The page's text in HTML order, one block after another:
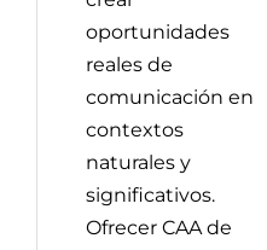
oportunidades
reales de
comunicación en
contextos
naturales y
significativos.
Ofrecer CAA de